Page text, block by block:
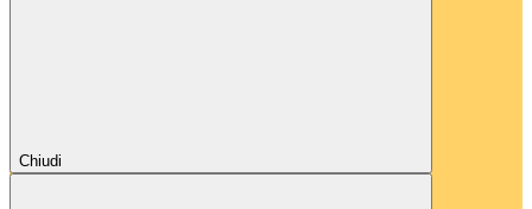
Chiudi